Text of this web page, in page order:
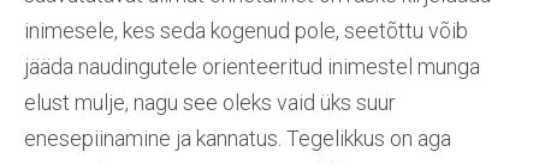
inimesele, kes seda kogenud pole, seetõttu võib
jääda naudingutele orienteeritud inimestel munga
elust mulje, nagu see oleks vaid üks suur
enesepiinamine ja kannatus. Tegelikkus on aga